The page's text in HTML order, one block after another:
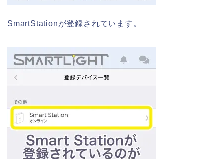
SmartStationが登録されています。